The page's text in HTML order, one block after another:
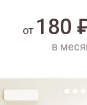
от 180
в